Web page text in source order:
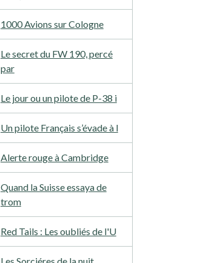
1000 Avions sur Cologne
Le secret du FW 190, percé
par
Le jour ou un pilote de P-38 i
Un pilote Français s’évade à l
Alerte rouge à Cambridge
Quand la Suisse essaya de
trom
Red Tails : Les oubliés de l'U